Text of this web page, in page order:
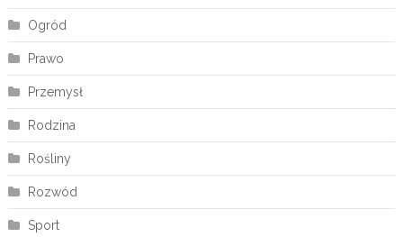
Ogród
Prawo
Przemysł
Rodzina
Rośliny
Rozwód
Sport